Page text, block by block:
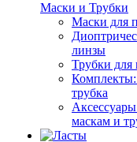
Маски и Трубки
Маски для
линзы
Трубки для
трубка
маскам и